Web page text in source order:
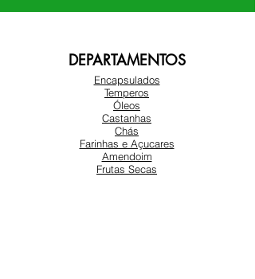
DEPARTAMENTOS
Encapsulados
Temperos
Óleos
Castanhas
Chás
Farinhas e Açucares
Amendoim
Frutas Secas